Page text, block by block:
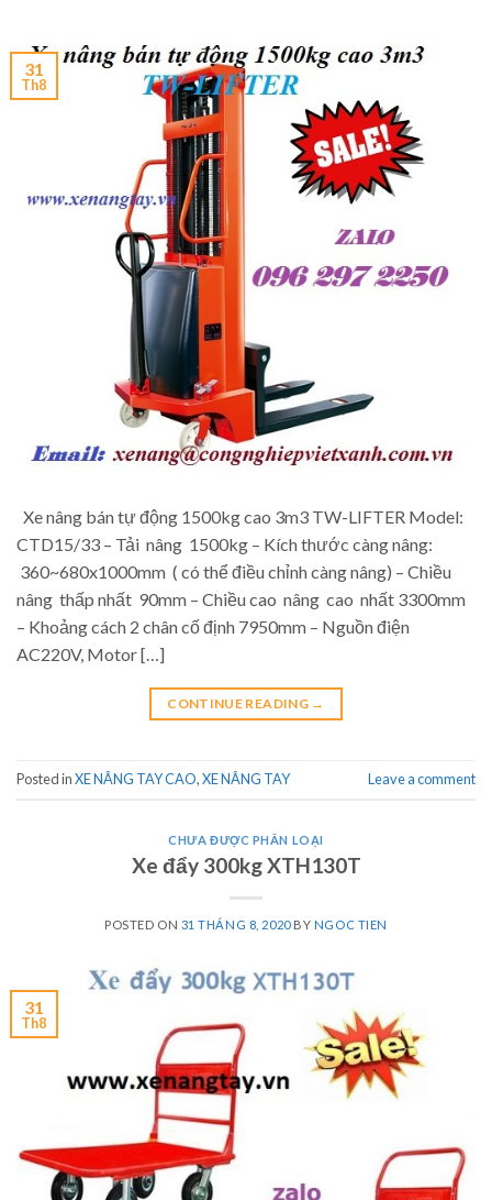
31
Th8
Xe nâng bán tự động 1500kg cao 3m3 TW-LIFTER Model:
CTD15/33 – Tải nâng 1500kg – Kích thước càng nâng:
360~680x1000mm ( có thể điều chỉnh càng nâng) – Chiều
nâng thấp nhất 90mm – Chiều cao nâng cao nhất 3300mm
– Khoảng cách 2 chân cố định 7950mm – Nguồn điện
AC220V, Motor […]
CONTINUE READING →
Posted inXE NÂNG TAY CAO,XE NÂNG TAY Leave a comment
CHƯA ĐƯỢC PHÂN LOẠI
Xe đẩy 300kg XTH130T
POSTED ON 31 THÁNG 8, 2020BY NGOC TIEN
31
Th8